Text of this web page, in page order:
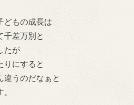
どもの成長は
千差万別と
たが
りにすると
違うのだなぁと